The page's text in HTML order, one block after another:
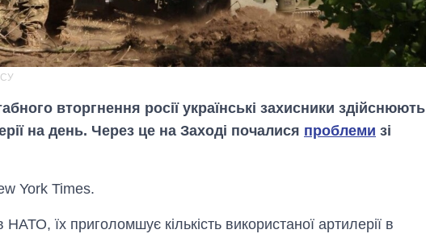
вторгнення росії українські захисники здійснюють
на день. Через це на Заході почалися проблеми зі
York Times.
їх приголомшує кількість використаної артилерії в